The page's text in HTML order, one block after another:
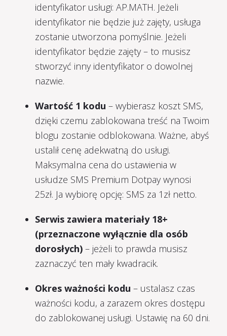
identyfikator usługi: AP.MATH. Jeżeli
identyfikator nie będzie już zajęty, usługa
zostanie utworzona pomyślnie. Jeżeli
identyfikator będzie zajęty – to musisz
stworzyć inny identyfikator o dowolnej
nazwie.
Wartość 1 kodu – wybierasz koszt SMS,
dzięki czemu zablokowana treść na Twoim
blogu zostanie odblokowana. Ważne, abyś
ustalił cenę adekwatną do usługi.
Maksymalna cena do ustawienia w
usłudze SMS Premium Dotpay wynosi
25zł. Ja wybiorę opcję: SMS za 1zł netto.
Serwis zawiera materiały 18+
(przeznaczone wyłącznie dla osób
dorosłych)– jeżeli to prawda musisz
zaznaczyć ten mały kwadracik.
Okres ważności kodu – ustalasz czas
ważności kodu, a zarazem okres dostępu
do zablokowanej usługi. Ustawię na 60 dni.